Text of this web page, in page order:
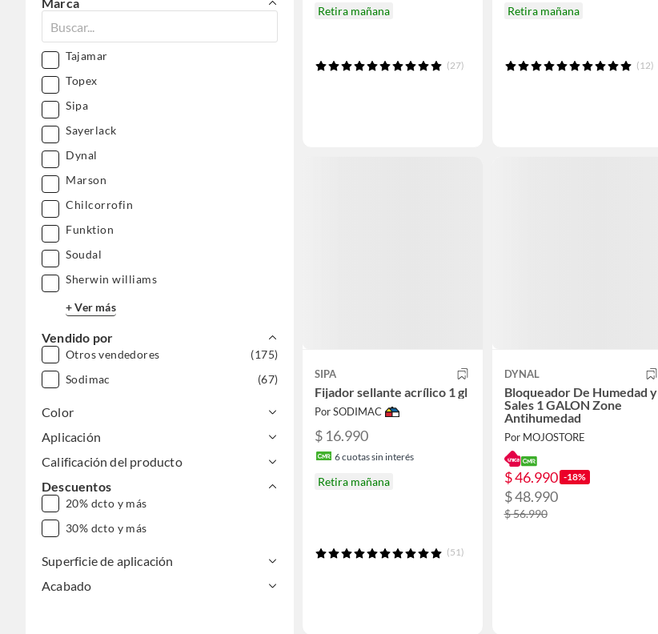
Tajamar
Topex
Sipa
Sayerlack
Dynal
Marson
Chilcorrofin
Funktion
Soudal
Sherwin williams
+ Ver más
Vendido por
Otros vendedores
(175)
Sodimac
(67)
Color
Aplicación
Calificación del producto
Descuentos
20% dcto y más
30% dcto y más
Superficie de aplicación
Acabado
Retira mañana
(27)
Retira mañana
(12)
SIPA
Fijador sellante acrílico 1 gl
Por SODIMAC
$ 16.990
6cuotas sin interés
Retira mañana
(51)
DYNAL
Bloqueador De Humedad y
Sales 1 GALON Zone
Antihumedad
Por MOJOSTORE
$ 46.990 -18%
$ 48.990
$ 56.990